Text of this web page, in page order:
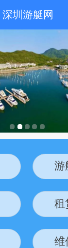
深圳游艇网
游
租
维